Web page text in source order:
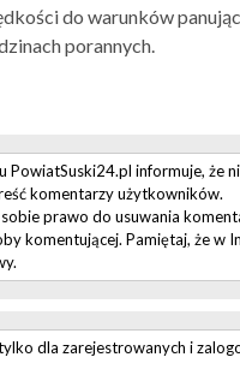
do warunków
porannych.
PowiatSuski24.pl informuje, że
komentarzy użytkowników.
prawo do usuwania
komentującej. Pamiętaj, że w
dla zarejestrowanych i